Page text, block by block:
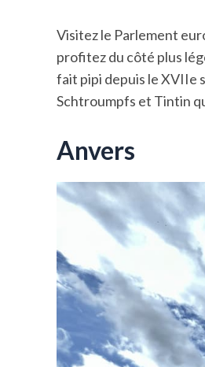
Visitez le Parlement
profitez du côté plus
fait pipi depuis le XVIIe
Schtroumpfs et Tintin
Anvers